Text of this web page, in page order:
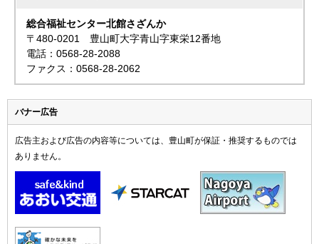
総合福祉センター北館さざんか
〒480-0201 豊山町大字青山字東栄12番地
電話：0568-28-2088
ファクス：0568-28-2062
バナー広告
広告主および広告の内容等については、豊山町が保証・推奨するものでは
ありません。